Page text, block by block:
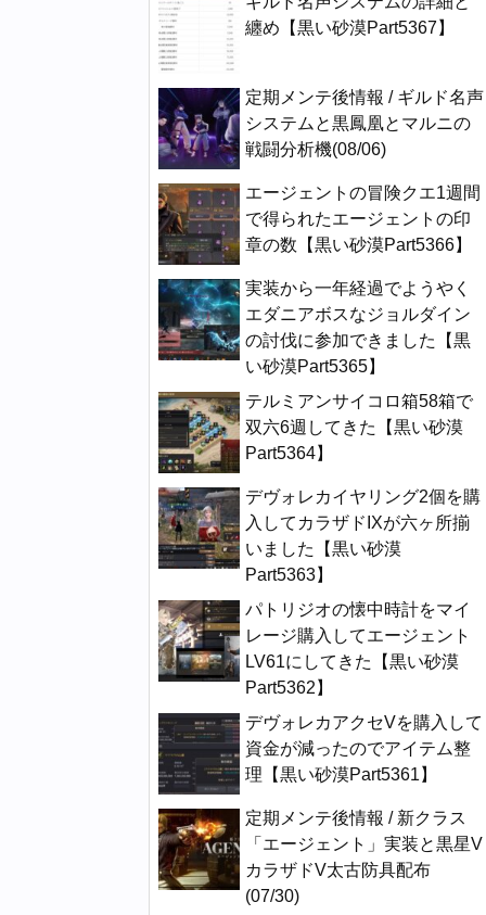
纏め【黒い砂漠Part5367】
定期メンテ後情報 / ギルド名声
システムと黒鳳凰とマルニの
戦闘分析機(08/06)
エージェントの冒険クエ1週間
で得られたエージェントの印
章の数【黒い砂漠Part5366】
実装から一年経過でようやく
エダニアボスなジョルダイン
の討伐に参加できました【黒
い砂漠Part5365】
テルミアンサイコロ箱58箱で
双六6週してきた【黒い砂漠
Part5364】
デヴォレカイヤリング2個を購
入してカラザドIXが六ヶ所揃
いました【黒い砂漠
Part5363】
パトリジオの懐中時計をマイ
レージ購入してエージェント
LV61にしてきた【黒い砂漠
Part5362】
デヴォレカアクセVを購入して
資金が減ったのでアイテム整
理【黒い砂漠Part5361】
定期メンテ後情報 / 新クラス
「エージェント」実装と黒星V
カラザドV太古防具配布
(07/30)